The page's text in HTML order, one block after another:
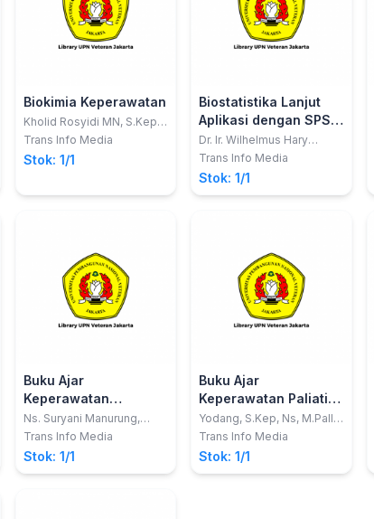
Biokimia Keperawatan
Kholid Rosyidi MN, S.Kep,
Ns
Trans Info Media
Stok: 1/1
Biostatistika Lanjut
Aplikasi dengan SPSS
dan LISREL pada Ilmu
Keperawatan
Dr. Ir. Wilhelmus Hary
Susilo, MM, IAI; Dr. Ir. H.
CQM
Trans Info Media
Stok: 1/1
Buku Ajar
Keperawatan
Maternitas Asuhan
Keperawatan
Intranatal
Ns. Suryani Manurung,
S.Kep, M.Kep, Sp.Mat
Trans Info Media
Stok: 1/1
Buku Ajar
Keperawatan Paliatif
Berdasarkan
Kurikulum AIPNI 2015
Yodang, S.Kep, Ns, M.Pall.
Care
Trans Info Media
Stok: 1/1